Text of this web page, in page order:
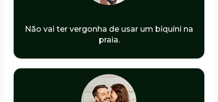
Não vai ter vergonha de usar um biquíni na
praia.